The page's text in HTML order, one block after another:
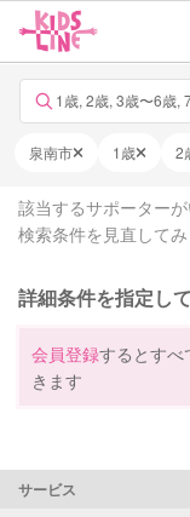
1歳, 2歳, 3歳〜6歳,
泉南市 1歳 2
該当するサポーターが
検索条件を見直してみ
詳細条件を指定し
会員登録するとすべ
きます
サービス